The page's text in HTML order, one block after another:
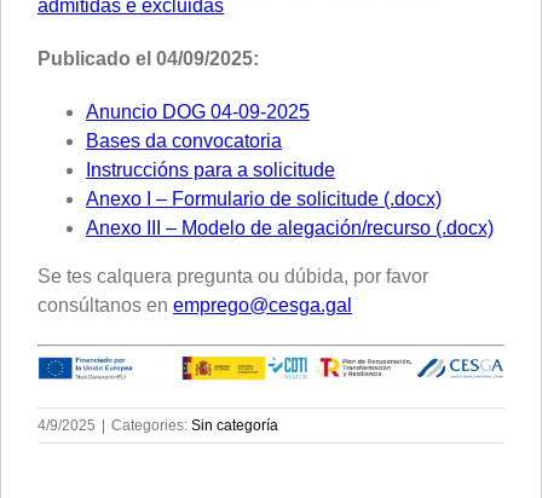
admitidas e excluidas
Publicado el 04/09/2025:
Anuncio DOG 04-09-2025
Bases da convocatoria
Instruccións para a solicitude
Anexo I – Formulario de solicitude (.docx)
Anexo III – Modelo de alegación/recurso (.docx)
Se tes calquera pregunta ou dúbida, por favor
consúltanos en emprego@cesga.gal
4/9/2025 Categories: Sin categoría